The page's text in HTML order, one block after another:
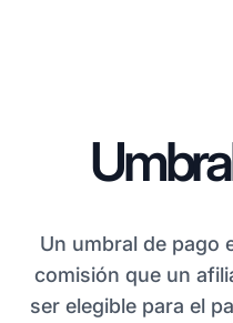
Un umbral de pago
comisión que un
ser elegible para el